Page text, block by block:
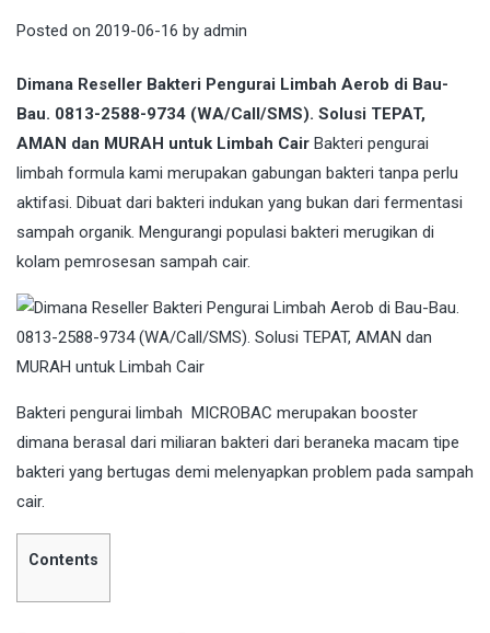
Posted on 2019-06-16 by admin
Dimana Reseller Bakteri Pengurai Limbah Aerob di Bau-
Bau. 0813-2588-9734 (WA/Call/SMS). Solusi TEPAT,
AMAN dan MURAH untuk Limbah Cair Bakteri pengurai
limbah formula kami merupakan gabungan bakteri tanpa perlu
aktifasi. Dibuat dari bakteri indukan yang bukan dari fermentasi
sampah organik. Mengurangi populasi bakteri merugikan di
kolam pemrosesan sampah cair.
Bakteri pengurai limbah MICROBAC merupakan booster
dimana berasal dari miliaran bakteri dari beraneka macam tipe
bakteri yang bertugas demi melenyapkan problem pada sampah
cair.
Contents